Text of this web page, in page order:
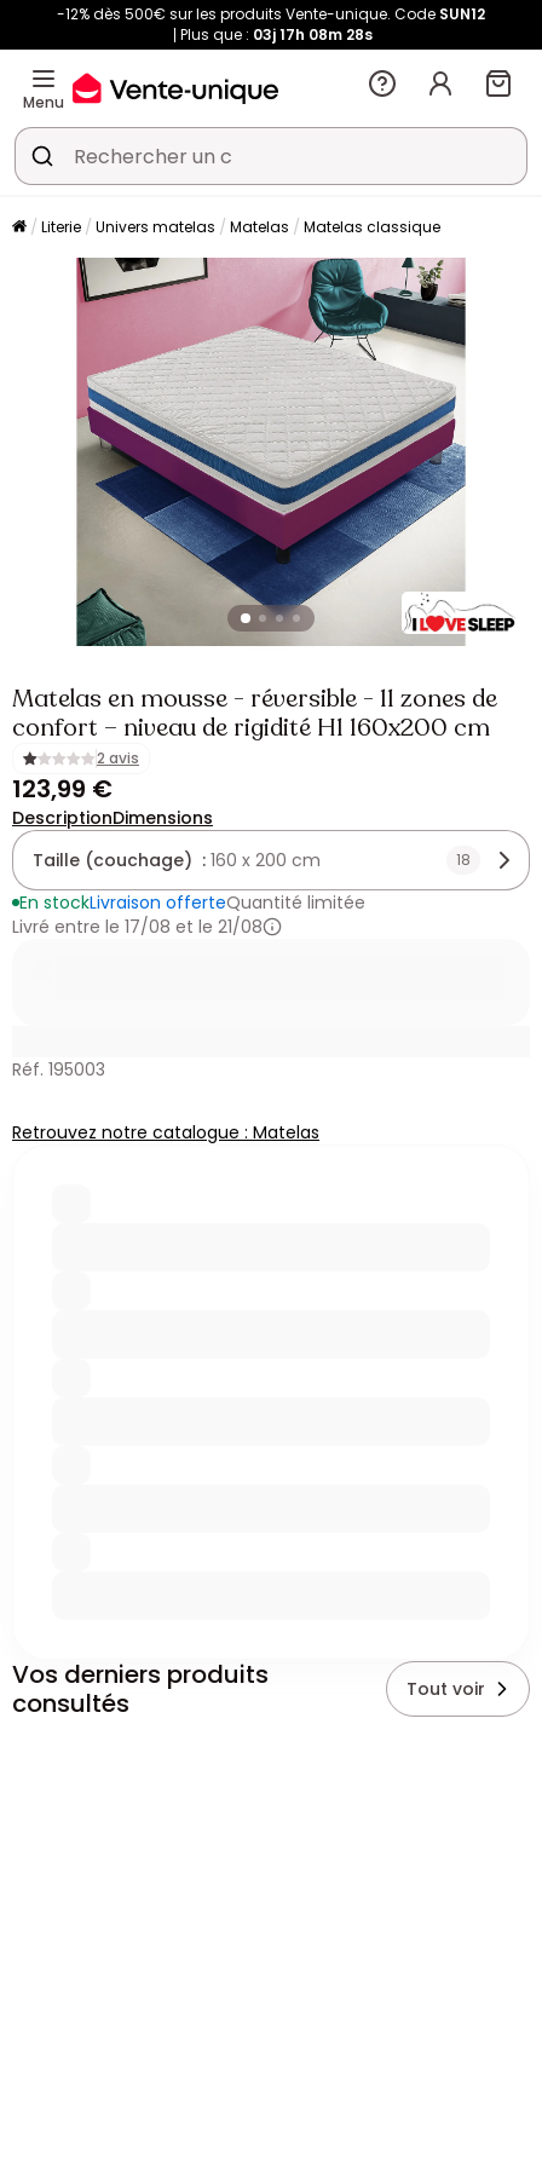
-12% dès 500€ sur les produits Vente-unique. Code SUN12
Plus que : 03j17h 08m 28s
Menu
Literie Univers matelas Matelas Matelas classique
Matelas en mousse - réversible - 11 zones de
confort – niveau de rigidité H1 160x200 cm
2 avis
123,99 €
DescriptionDimensions
Taille (couchage) : 160 x 200 cm 18
En stockLivraison offerteQuantité limitée
Livré entre le 17/08 et le 21/08
Réf. 195003
Retrouvez notre catalogue : Matelas
Vos derniers produits
consultés
Tout voir